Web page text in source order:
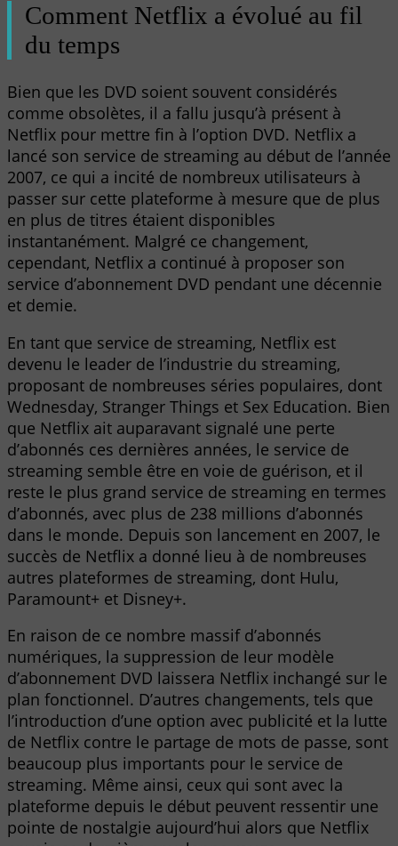
Comment Netflix a évolué au fil
du temps
Bien que les DVD soient souvent considérés
comme obsolètes, il a fallu jusqu’à présent à
Netflix pour mettre fin à l’option DVD. Netflix a
lancé son service de streaming au début de l’année
2007, ce qui a incité de nombreux utilisateurs à
passer sur cette plateforme à mesure que de plus
en plus de titres étaient disponibles
instantanément. Malgré ce changement,
cependant, Netflix a continué à proposer son
service d’abonnement DVD pendant une décennie
et demie.
En tant que service de streaming, Netflix est
devenu le leader de l’industrie du streaming,
proposant de nombreuses séries populaires, dont
Wednesday, Stranger Things et Sex Education. Bien
que Netflix ait auparavant signalé une perte
d’abonnés ces dernières années, le service de
streaming semble être en voie de guérison, et il
reste le plus grand service de streaming en termes
d’abonnés, avec plus de 238 millions d’abonnés
dans le monde. Depuis son lancement en 2007, le
succès de Netflix a donné lieu à de nombreuses
autres plateformes de streaming, dont Hulu,
Paramount+ et Disney+.
En raison de ce nombre massif d’abonnés
numériques, la suppression de leur modèle
d’abonnement DVD laissera Netflix inchangé sur le
plan fonctionnel. D’autres changements, tels que
l’introduction d’une option avec publicité et la lutte
de Netflix contre le partage de mots de passe, sont
beaucoup plus importants pour le service de
streaming. Même ainsi, ceux qui sont avec la
plateforme depuis le début peuvent ressentir une
pointe de nostalgie aujourd’hui alors que Netflix